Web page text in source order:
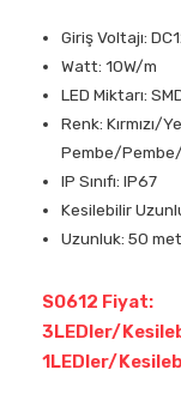
Giriş Voltajı:
Watt: 10W/m
LED Miktarı:
Renk: Kırmızı/
Pembe/Pembe/
IP Sınıfı: IP67
Kesilebilir
Uzunluk: 50
S0612 Fiyat:
3LEDler/
1LEDler/